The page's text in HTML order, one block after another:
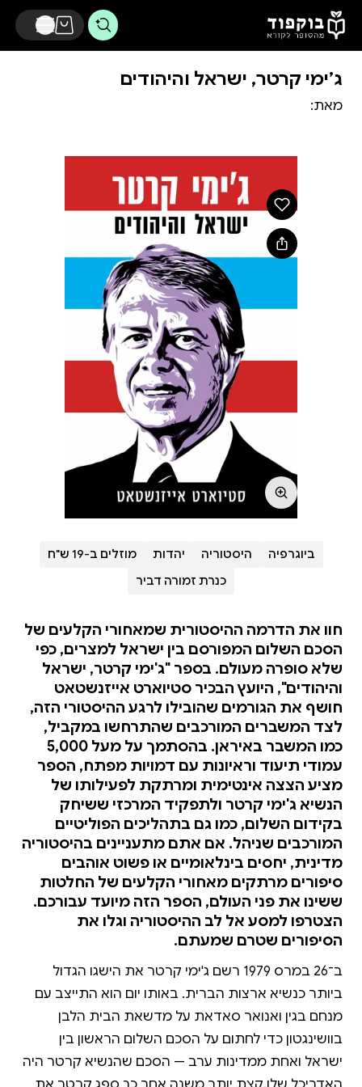
דלג לתוכן הראשי
ג׳ימי קרטר, ישראל והיהודים
מאת:
ביוגרפיה היסטוריה יהדות
מוזלים ב-19 ש"ח
כנרת זמורה דביר
חוו את הדרמה ההיסטורית שמאחורי הקלעים של
הסכם השלום המפורסם בין ישראל למצרים, כפי
שלא סופרה מעולם. בספר "ג'ימי קרטר, ישראל
והיהודים", היועץ הבכיר סטיוארט אייזנשטאט
חושף את הגורמים שהובילו לרגע ההיסטורי הזה,
לצד המשברים המורכבים שהתרחשו במקביל,
כמו המשבר באיראן. בהסתמך על מעל 5,000
עמודי תיעוד וראיונות עם דמויות מפתח, הספר
מציע הצצה אינטימית ומרתקת לפעילותו של
הנשיא ג'ימי קרטר ולתפקיד המרכזי ששיחק
בקידום השלום, כמו גם בתהליכים הפוליטיים
המורכבים שניהל. אם אתם מתעניינים בהיסטוריה
מדינית, יחסים בינלאומיים או פשוט אוהבים
סיפורים מרתקים מאחורי הקלעים של החלטות
ששינו את פני העולם, הספר הזה מיועד עבורכם.
הצטרפו למסע אל לב ההיסטוריה וגלו את
הסיפורים שטרם שמעתם.
ב־26 במרס 1979 רשם ג'ימי קרטר את הישגו הגדול
ביותר כנשיא ארצות הברית. באותו יום הוא התייצב עם
מנחם בגין ואנואר סאדאת על מדשאת הבית הלבן
בוושינגטון כדי לחתום על הסכם השלום הראשון בין
ישראל ואחת ממדינות ערב — הסכם שהנשיא קרטר היה